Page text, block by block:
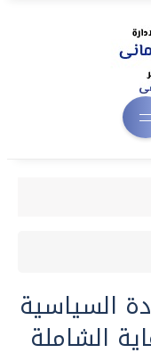
السياسية
الشاملة